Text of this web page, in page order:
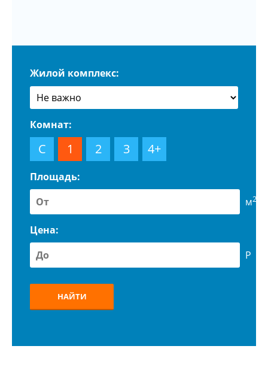
Жилой комплекс:
Комнат:
С 1 2 3 4+
Площадь:
м2
Цена:
Р
НАЙТИ